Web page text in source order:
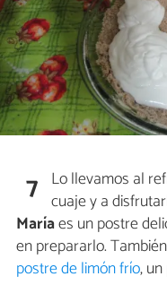
7 Lo llevamos al
cuaje y a
Maríaes un postre
en prepararlo.
postre de limón frío,